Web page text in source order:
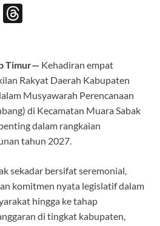
T
a
ds
Timur— Kehadiran empat
Rakyat Daerah Kabupaten
Musyawarah Perencanaan
di Kecamatan Muara Sabak
dalam rangkaian
tahun 2027.
sekadar bersifat seremonial,
komitmen nyata legislatif dalam
hingga ke tahap
di tingkat kabupaten,